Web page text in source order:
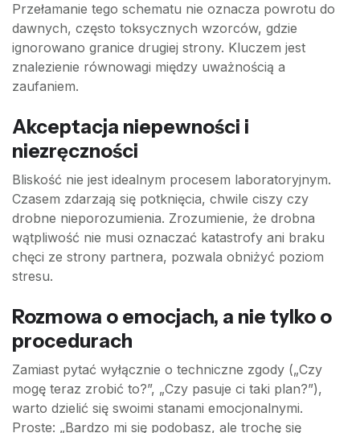
Przełamanie tego schematu nie oznacza powrotu do
dawnych, często toksycznych wzorców, gdzie
ignorowano granice drugiej strony. Kluczem jest
znalezienie równowagi między uważnością a
zaufaniem.
Akceptacja niepewności i
niezręczności
Bliskość nie jest idealnym procesem laboratoryjnym.
Czasem zdarzają się potknięcia, chwile ciszy czy
drobne nieporozumienia. Zrozumienie, że drobna
wątpliwość nie musi oznaczać katastrofy ani braku
chęci ze strony partnera, pozwala obniżyć poziom
stresu.
Rozmowa o emocjach, a nie tylko o
procedurach
Zamiast pytać wyłącznie o techniczne zgody („Czy
mogę teraz zrobić to?”, „Czy pasuje ci taki plan?”),
warto dzielić się swoimi stanami emocjonalnymi.
Proste: „Bardzo mi się podobasz, ale trochę się